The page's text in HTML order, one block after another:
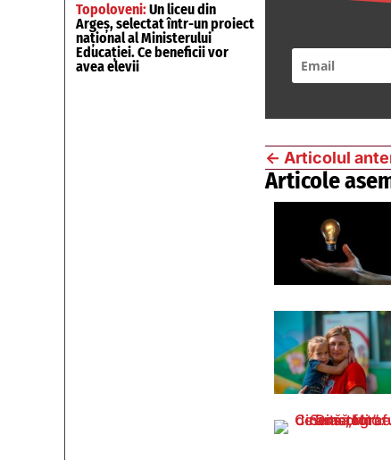
Topoloveni:Un liceu din
Argeș, selectat într-un proiect
național al Ministerului
Educației. Ce beneficii vor
avea elevii
← Articolul
Articole